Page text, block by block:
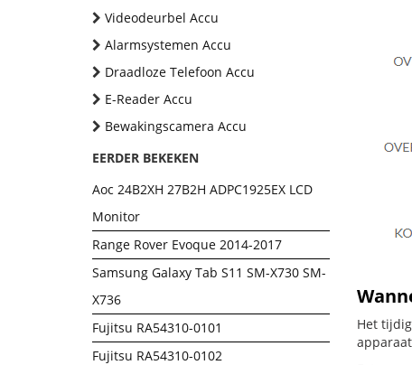
Videodeurbel Accu
Alarmsystemen Accu
Draadloze Telefoon Accu
E-Reader Accu
Bewakingscamera Accu
EERDER BEKEKEN
Aoc 24B2XH 27B2H ADPC1925EX LCD
Monitor
Range Rover Evoque 2014-2017
Samsung Galaxy Tab S11 SM-X730 SM-
X736
Fujitsu RA54310-0101
Fujitsu RA54310-0102
Het